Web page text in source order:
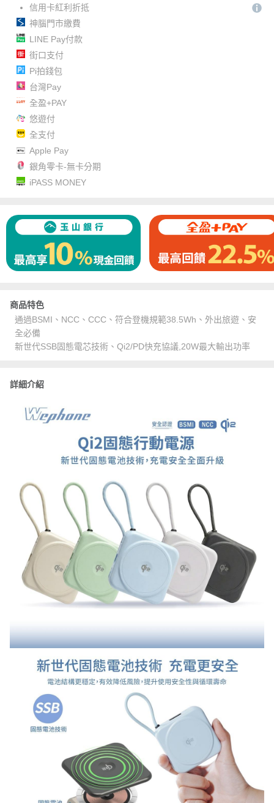
信用卡紅利折抵
神腦門市繳費
LINE Pay付款
街口支付
Pi拍錢包
台灣Pay
全盈+PAY
悠遊付
全支付
Apple Pay
銀角零卡-無卡分期
iPASS MONEY
商品特色
通過BSMI、NCC、CCC、符合登機規範38.5Wh、外出旅遊、安
全必備
新世代SSB固態電芯技術、Qi2/PD快充協議,20W最大輸出功率
詳細介紹